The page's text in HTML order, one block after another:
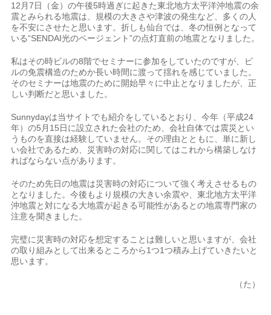
12月7日（金）の午後5時過ぎに起きた東北地方太平洋沖地震の余
震とみられる地震は、規模の大きさや津波の発生など、多くの人
を不安にさせたと思います。折しも仙台では、冬の恒例となって
いる“SENDAI光のページェント”の点灯直前の地震となりました。
私はその時ビルの8階でセミナーに参加をしていたのですが、ビ
ルの免震構造のためか長い時間に渡って揺れを感じていました。
そのセミナーは地震のために開始早々に中止となりましたが、正
しい判断だと思いました。
Sunnydayは当サイトでも紹介をしているとおり、今年（平成24
年）の5月15日に設立された会社のため、会社自体では震災とい
うものを直接は経験していません。その理由とともに、単に新し
い会社であるため、災害時の対応に関してはこれから構築しなけ
ればならない点があります。
そのため先日の地震は災害時の対応について強く考えさせるもの
となりました。今後もより規模の大きい余震や、東北地方太平洋
沖地震と対になる大地震が起きる可能性があるとの地震専門家の
注意を聞きました。
完璧に災害時の対応を想定することは難しいと思いますが、会社
の取り組みとして出来るところから1つ1つ積み上げていきたいと
思います。
（た）